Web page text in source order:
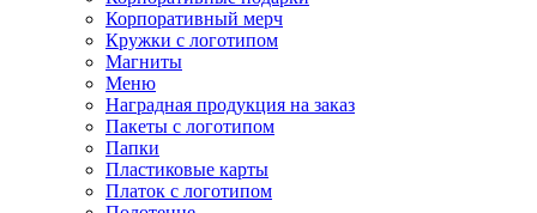
Корпоративный мерч
Кружки с логотипом
Магниты
Меню
Наградная продукция на заказ
Пакеты с логотипом
Папки
Пластиковые карты
Платок с логотипом